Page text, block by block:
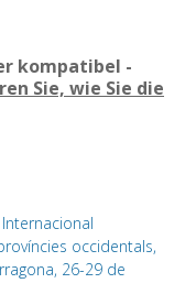
kompatibel -
Sie, wie Sie die
occidentals,
26-29 de